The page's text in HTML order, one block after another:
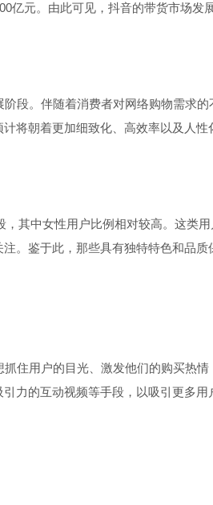
亿元。由此可见，抖音的带货市场发
段。伴随着消费者对网络购物需求
将朝着更加细致化、高效率以及人性
其中女性用户比例相对较高。这类
。鉴于此，那些具有独特特色和品
住用户的目光、激发他们的购买热
力的互动视频等手段，以吸引更多用